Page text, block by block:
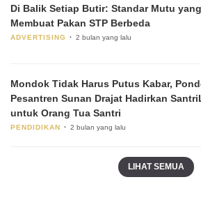
Di Balik Setiap Butir: Standar Mutu yang
Membuat Pakan STP Berbeda
ADVERTISING 2 bulan yang lalu
Mondok Tidak Harus Putus Kabar,
Pesantren Sunan Drajat Hadirkan
untuk Orang Tua Santri
PENDIDIKAN 2 bulan yang lalu
LIHAT SEMUA